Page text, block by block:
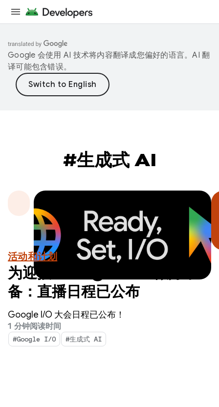
Google 会使用 AI 技术将内容翻译成您偏好的语言。AI 翻
译可能包含错误。
#生成式 AI
活动和计划
为迎接 Google I/O 做好准
备：直播日程已公布
Google I/O 大会日程已公布！
1 分钟阅读时间
#Google I/O #生成式 AI